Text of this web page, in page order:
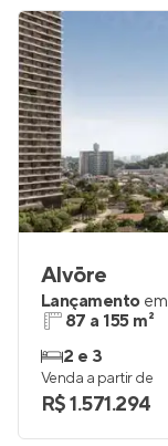
Alvōre
Lançamento em
87 a 155 m²
2 e 3
Venda a partir de
R$ 1.571.294